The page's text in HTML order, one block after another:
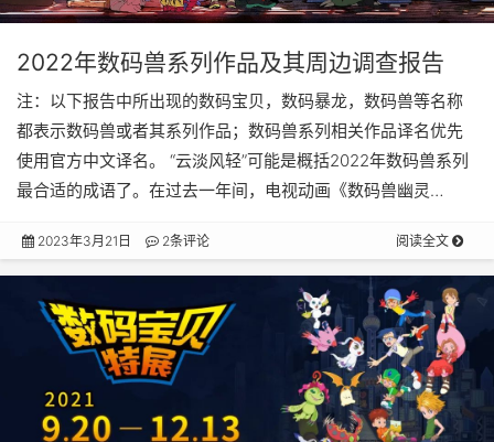
2022年数码兽系列作品及其周边调查报告
注：以下报告中所出现的数码宝贝，数码暴龙，数码兽等名称
都表示数码兽或者其系列作品；数码兽系列相关作品译名优先
使用官方中文译名。 “云淡风轻”可能是概括2022年数码兽系列
最合适的成语了。在过去一年间，电视动画《数码兽幽灵…
2023年3月21日 2条评论 阅读全文